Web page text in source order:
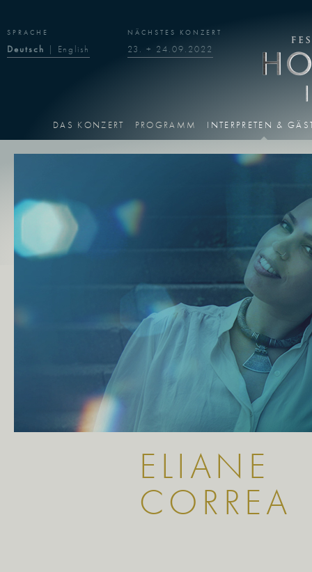
SPRACHE
Deutsch | English
NÄCHSTES KONZERT
23. + 24.09.2022
DAS KONZERT PROGRAMM INTERPRETEN &
ELIANE
CORREA